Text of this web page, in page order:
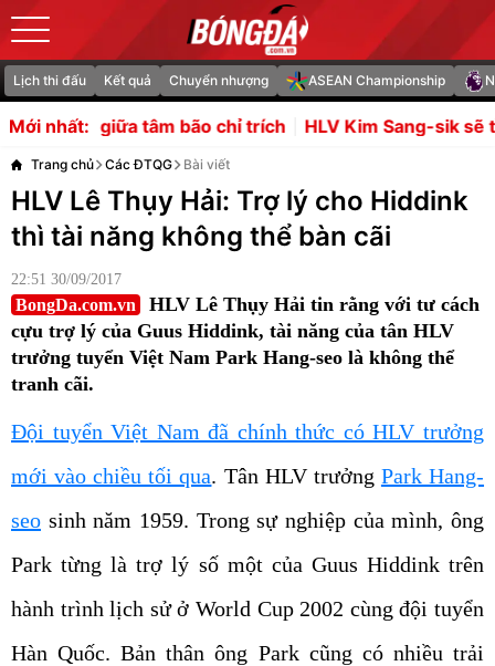
Lịch thi đấu Kết quả Chuyển nhượng ASEAN Championship
Mới nhất:
bão chỉ trích HLV Kim Sang-sik sẽ tìm làn gió mới từ
Trang chủ Các ĐTQG Bài viết
HLV Lê Thụy Hải: Trợ lý cho Hiddink
thì tài năng không thể bàn cãi
22:51 30/09/2017
BongDa.com.vn
HLV Lê Thụy Hải tin rằng với tư cách
cựu trợ lý của Guus Hiddink, tài năng của tân HLV
trưởng tuyển Việt Nam Park Hang-seo là không thể
tranh cãi.
Đội tuyển Việt Nam đã chính thức có HLV trưởng
mới vào chiều tối qua. Tân HLV trưởng Park Hang-
seo sinh năm 1959. Trong sự nghiệp của mình, ông
Park từng là trợ lý số một của Guus Hiddink trên
hành trình lịch sử ở World Cup 2002 cùng đội tuyển
Hàn Quốc. Bản thân ông Park cũng có nhiều trải